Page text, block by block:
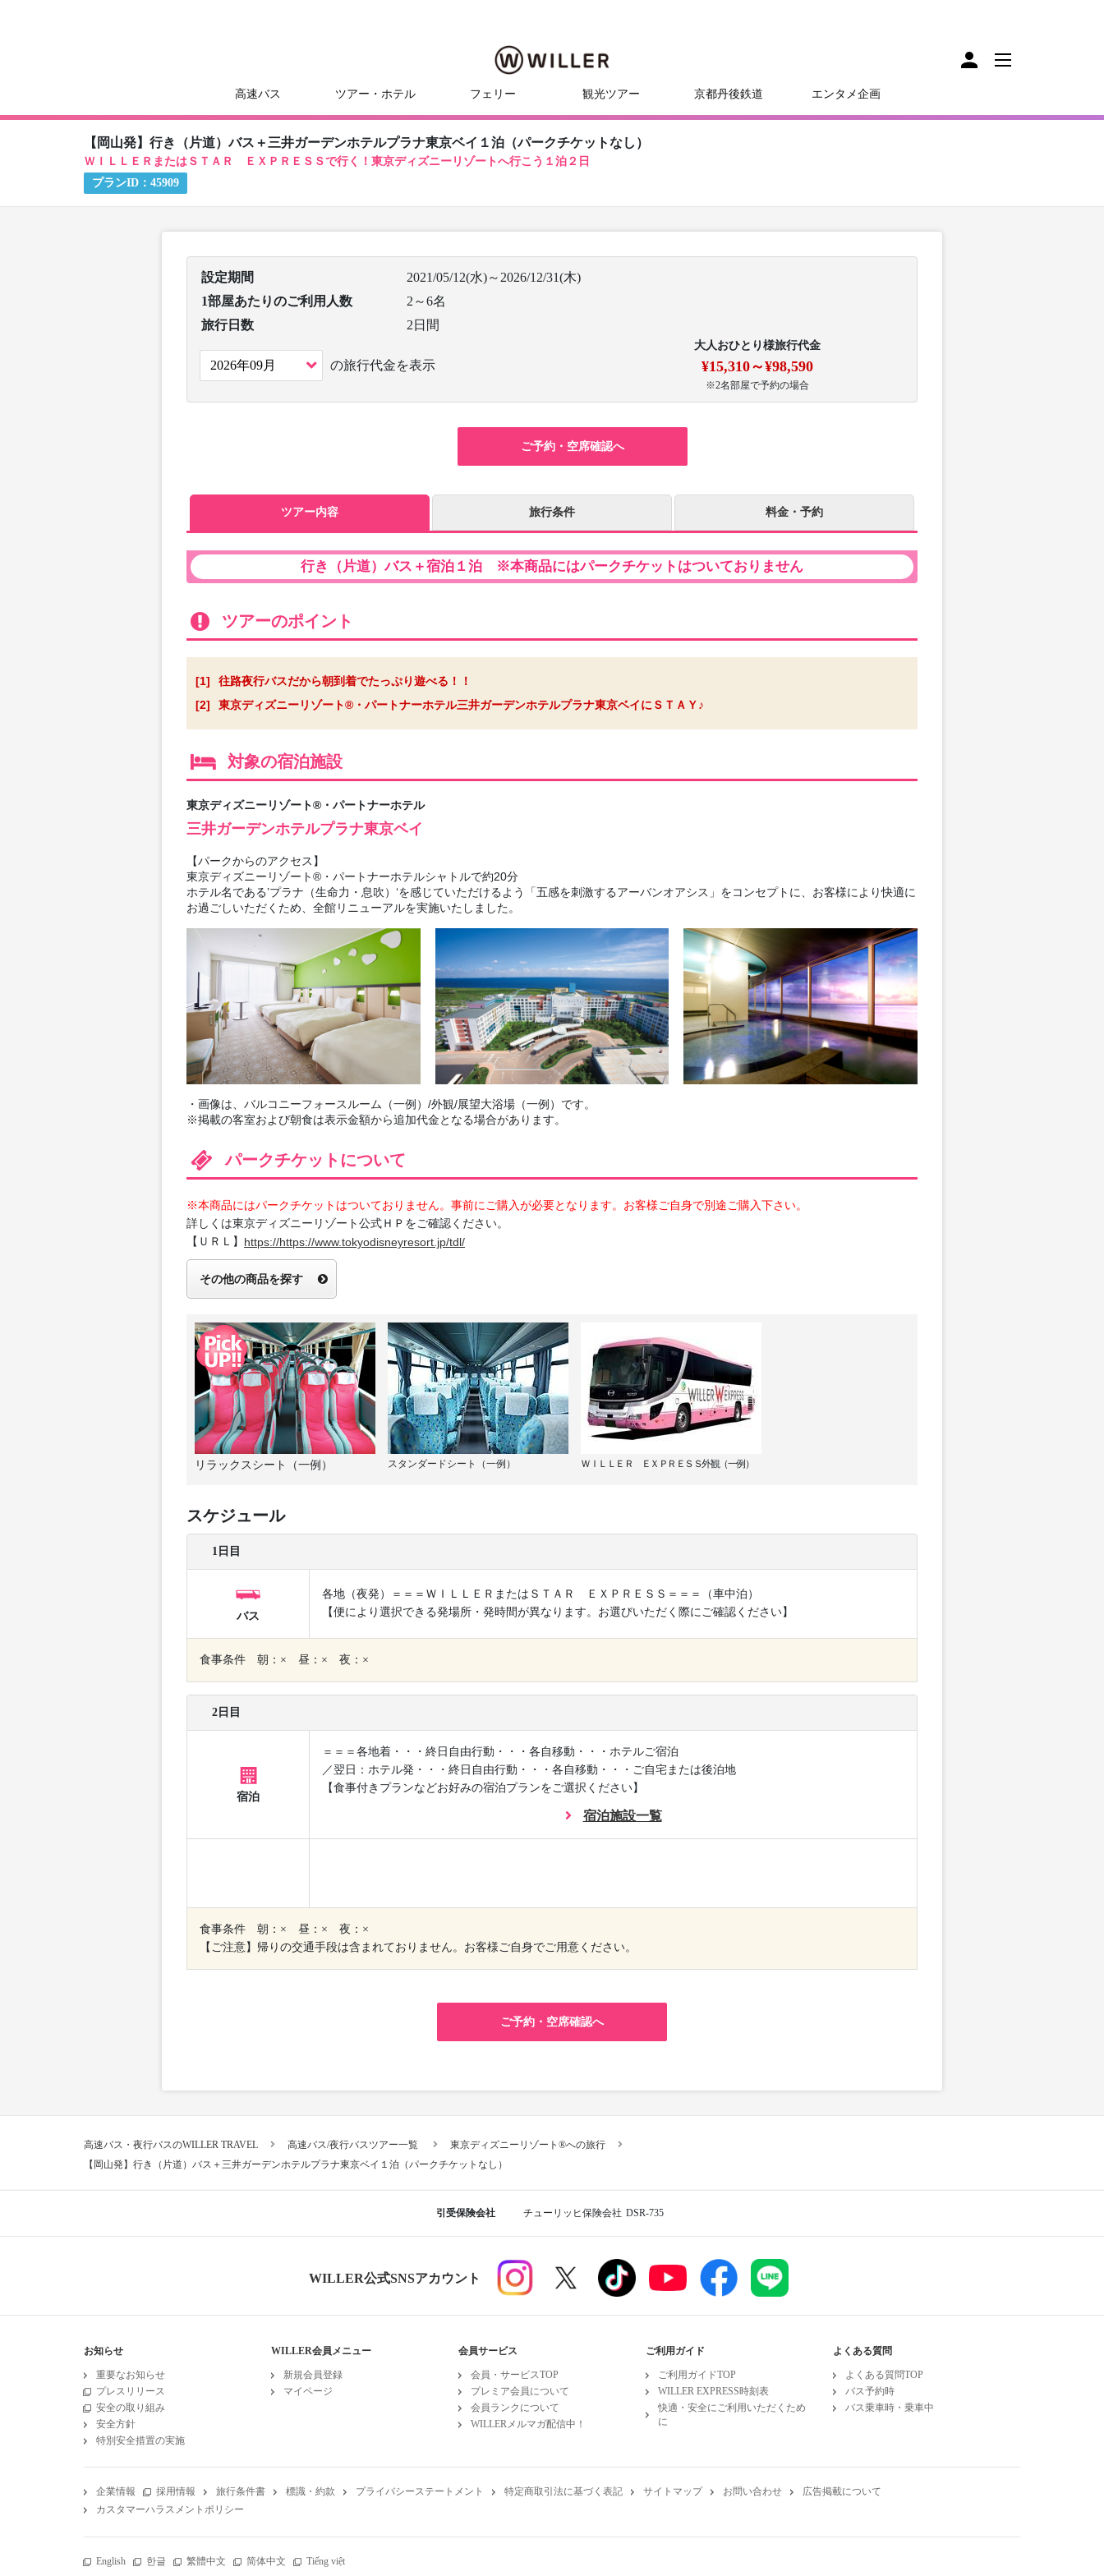
高速バス ツアー・ホテル フェリー 観光ツアー 京都丹後鉄道 エンタメ企画
【岡山発】行き（片道）バス＋三井ガーデンホテルプラナ東京ベイ１泊（パークチケットなし）
ＷＩＬＬＥＲまたはＳＴＡＲ ＥＸＰＲＥＳＳで行く！東京ディズニーリゾートへ行こう１泊２日
プランID： 45909
設定期間
2021/05/12(水)～2026/12/31(木)
1部屋あたりのご利用人数
2～6名
旅行日数
2日間
の旅行代金を表示
大人おひとり様旅行代金
¥15,310～¥98,590
※2名部屋で予約の場合
ご予約・空席確認へ
ツアー内容 旅行条件 料金・予約
行き（片道）バス＋宿泊１泊 ※本商品にはパークチケットはついておりません
ツアーのポイント
[1]
往路夜行バスだから朝到着でたっぷり遊べる！！
[2]
東京ディズニーリゾート®・パートナーホテル三井ガーデンホテルプラナ東京ベイにＳＴＡＹ♪
対象の宿泊施設
東京ディズニーリゾート®・パートナーホテル
三井ガーデンホテルプラナ東京ベイ
【パークからのアクセス】
東京ディズニーリゾート®・パートナーホテルシャトルで約20分
ホテル名である’プラナ（生命力・息吹）‘を感じていただけるよう「五感を刺激するアーバンオアシス」をコンセプトに、お客様により快適に
お過ごしいただくため、全館リニューアルを実施いたしました。
・画像は、バルコニーフォースルーム（一例）/外観/展望大浴場（一例）です。
※掲載の客室および朝食は表示金額から追加代金となる場合があります。
パークチケットについて
※本商品にはパークチケットはついておりません。事前にご購入が必要となります。お客様ご自身で別途ご購入下さい。
詳しくは東京ディズニーリゾート公式ＨＰをご確認ください。
【ＵＲＬ】 https://https://www.tokyodisneyresort.jp/tdl/
その他の商品を探す
リラックスシート（一例） スタンダードシート（一例） ＷＩＬＬＥＲ ＥＸＰＲＥＳＳ外観（一例）
スケジュール
1日目
バス
各地（夜発）＝＝＝ＷＩＬＬＥＲまたはＳＴＡＲ ＥＸＰＲＥＳＳ＝＝＝（車中泊）
【便により選択できる発場所・発時間が異なります。お選びいただく際にご確認ください】
食事条件 朝：× 昼：× 夜：×
2日目
宿泊
＝＝＝各地着・・・終日自由行動・・・各自移動・・・ホテルご宿泊
／翌日：ホテル発・・・終日自由行動・・・各自移動・・・ご自宅または後泊地
【食事付きプランなどお好みの宿泊プランをご選択ください】
宿泊施設一覧
食事条件 朝：× 昼：× 夜：×
【ご注意】帰りの交通手段は含まれておりません。お客様ご自身でご用意ください。
ご予約・空席確認へ
高速バス・夜行バスのWILLER TRAVEL 高速バス/夜行バスツアー一覧
東京ディズニーリゾート®への旅行
【岡山発】行き（片道）バス＋三井ガーデンホテルプラナ東京ベイ１泊（パークチケットなし）
引受保険会社 チューリッヒ保険会社 DSR-735
WILLER公式SNSアカウント
お知らせ
重要なお知らせ
プレスリリース
安全の取り組み
安全方針
特別安全措置の実施
WILLER会員メニュー
新規会員登録
マイページ
会員サービス
会員・サービスTOP
プレミア会員について
会員ランクについて
WILLERメルマガ配信中！
ご利用ガイド
ご利用ガイドTOP
WILLER EXPRESS時刻表
快適・安全にご利用いただくため
に
よくある質問
よくある質問TOP
バス予約時
バス乗車時・乗車中
企業情報 採用情報 旅行条件書 標識・約款 プライバシーステートメント 特定商取引法に基づく表記 サイトマップ お問い合わせ
広告掲載について
カスタマーハラスメントポリシー
English 한글 繁體中文 简体中文 Tiếng việt